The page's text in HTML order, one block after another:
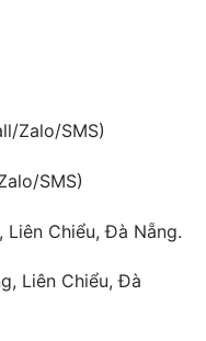
Zalo/SMS)
SMS)
Liên Chiểu, Đà Nẵng.
Liên Chiểu, Đà